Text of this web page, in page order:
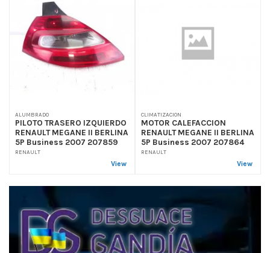
ALUMBRADO
PILOTO TRASERO IZQUIERDO
RENAULT MEGANE II BERLINA
5P Business 2007 207859
RENAULT
View
CLIMATIZACION
MOTOR CALEFACCION
RENAULT MEGANE II BERLINA
5P Business 2007 207864
RENAULT
View